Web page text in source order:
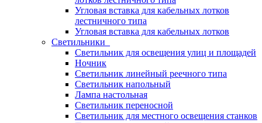
Угловая вставка для кабельных лотков
лестничного типа
Угловая вставка для кабельных лотков
Светильники
Светильник для освещения улиц и площадей
Ночник
Светильник линейный реечного типа
Светильник напольный
Лампа настольная
Светильник переносной
Светильник для местного освещения станков